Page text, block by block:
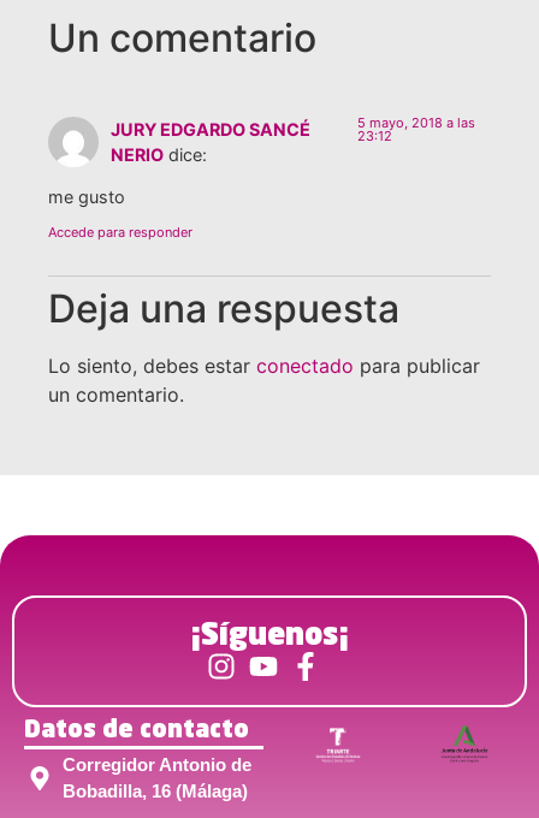
Un comentario
JURY EDGARDO SANCÉ
NERIO dice:
5 mayo, 2018 a las
23:12
me gusto
Accede para responder
Deja una respuesta
Lo siento, debes estar conectado para publicar
un comentario.
¡Síguenos¡
Datos de contacto
Corregidor Antonio de
Bobadilla, 16 (Málaga)